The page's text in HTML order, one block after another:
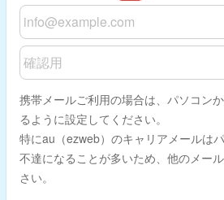
メールアドレス
メールアドレスの確認用
携帯メールご利用の場合は、パソコン
るように設定してください。
特にau（ezweb）のキャリアメールは
不達になることが多いため、他のメー
さい。